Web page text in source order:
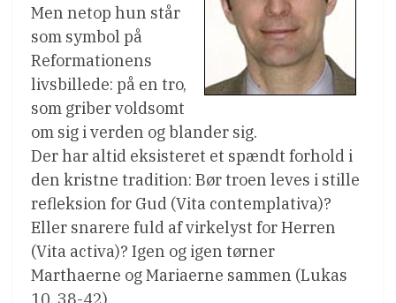
Men netop hun står
som symbol på
Reformationens
livsbillede: på en tro,
som griber voldsomt
om sig i verden og blander sig.
Der har altid eksisteret et spændt forhold i
den kristne tradition: Bør troen leves i stille
refleksion for Gud (Vita contemplativa)?
Eller snarere fuld af virkelyst for Herren
(Vita activa)? Igen og igen tørner
Marthaerne og Mariaerne sammen (Lukas